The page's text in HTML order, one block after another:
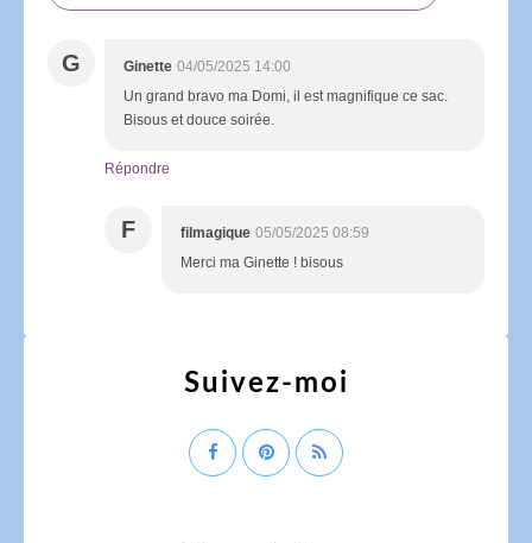
G Ginette 04/05/2025 14:00
Un grand bravo ma Domi, il est magnifique ce sac.
Bisous et douce soirée.
Répondre
F filmagique 05/05/2025 08:59
Merci ma Ginette ! bisous
Suivez-moi